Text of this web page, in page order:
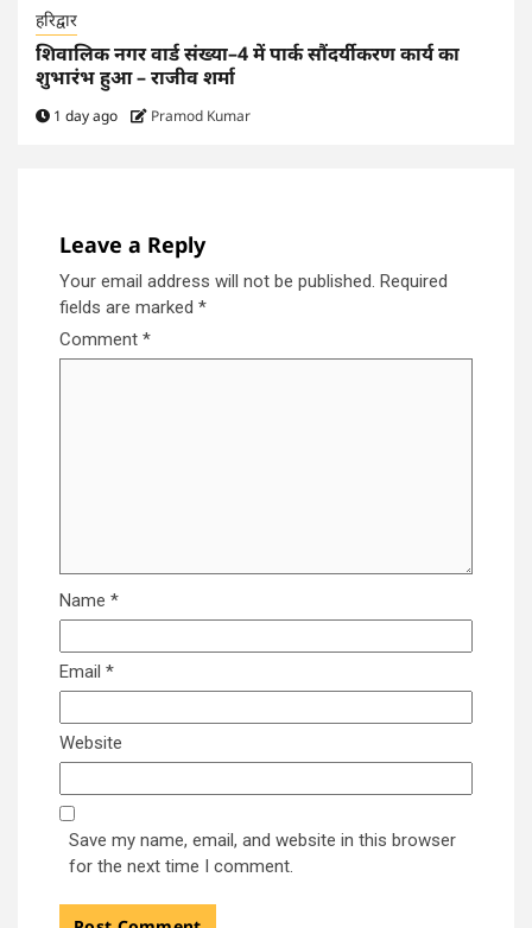
हरिद्वार
शिवालिक नगर वार्ड संख्या–4 में पार्क सौंदर्यीकरण कार्य का
शुभारंभ हुआ – राजीव शर्मा
1 day ago Pramod Kumar
Leave a Reply
Your email address will not be published. Required
fields are marked *
Comment *
Name *
Email *
Website
Save my name, email, and website in this browser
for the next time I comment.